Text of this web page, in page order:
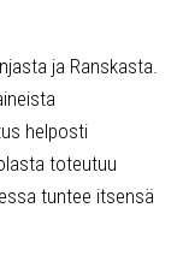
ja Ranskasta.
helposti
toteutuu
tuntee itsensä